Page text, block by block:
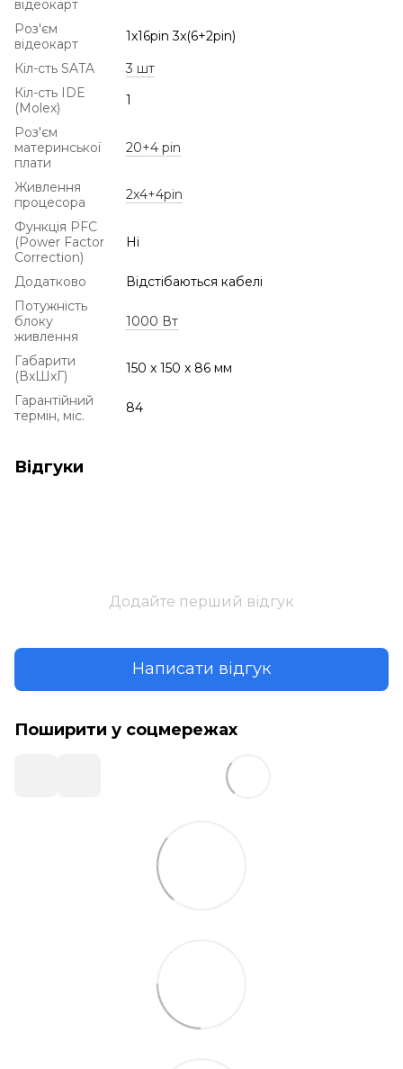
відеокарт
Роз'єм
відеокарт
1x16pin 3x(6+2pin)
Кіл-сть SATA
3 шт
Кіл-сть IDE
(Molex)
1
Роз'єм
материнської
плати
20+4 pin
Живлення
процесора
2x4+4pin
Функція PFC
(Power Factor
Correction)
Ні
Додатково
Відстібаються кабелі
Потужність
блоку
живлення
1000 Вт
Габарити
(ВхШхГ)
150 x 150 x 86 мм
Гарантійний
термін, міс.
84
Відгуки
Додайте перший відгук
Написати відгук
Поширити у соцмережах